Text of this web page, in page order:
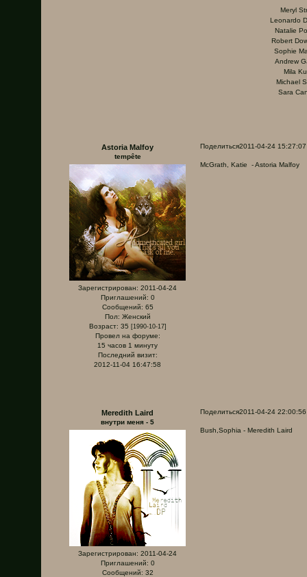
Meryl
Leonardo
Natalie
Robert
Sophie
Andrew
Mila
Michael
Sara
Поделиться2011-04-24 15:27:07
Astoria Malfoy
tempête
Зарегистрирован: 2011-04-24
Приглашений: 0
Сообщений: 65
Пол: Женский
Возраст: 35 [1990-10-17]
Провел на форуме:
15 часов 1 минуту
Последний визит:
2012-11-04 16:47:58
McGrath, Katie - Astoria Malfoy
Поделиться2011-04-24 22:00:56
Meredith Laird
внутри меня - 5
Зарегистрирован: 2011-04-24
Приглашений: 0
Сообщений: 32
Bush,Sophia - Meredith Laird